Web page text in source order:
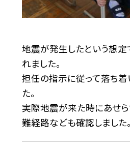
地震が発生したという想定
れました。
担任の指示に従って落ち着
た。
実際地震が来た時にあせ
難経路なども確認しました。